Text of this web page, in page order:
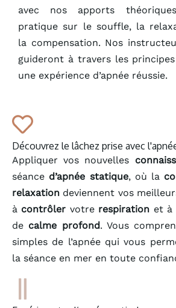
avec nos apports
pratique sur le souffle, la
la compensation. Nos
guideront à travers les
une expérience d’apnée réussie.
Découvrez le lâchez prise avec
Appliquer vos nouvelles
séance d’apnée statique, où la
relaxation deviennent vos
à contrôler votre respiration et à
de calme profond. Vous
simples de l’apnée qui vous
la séance en mer en toute